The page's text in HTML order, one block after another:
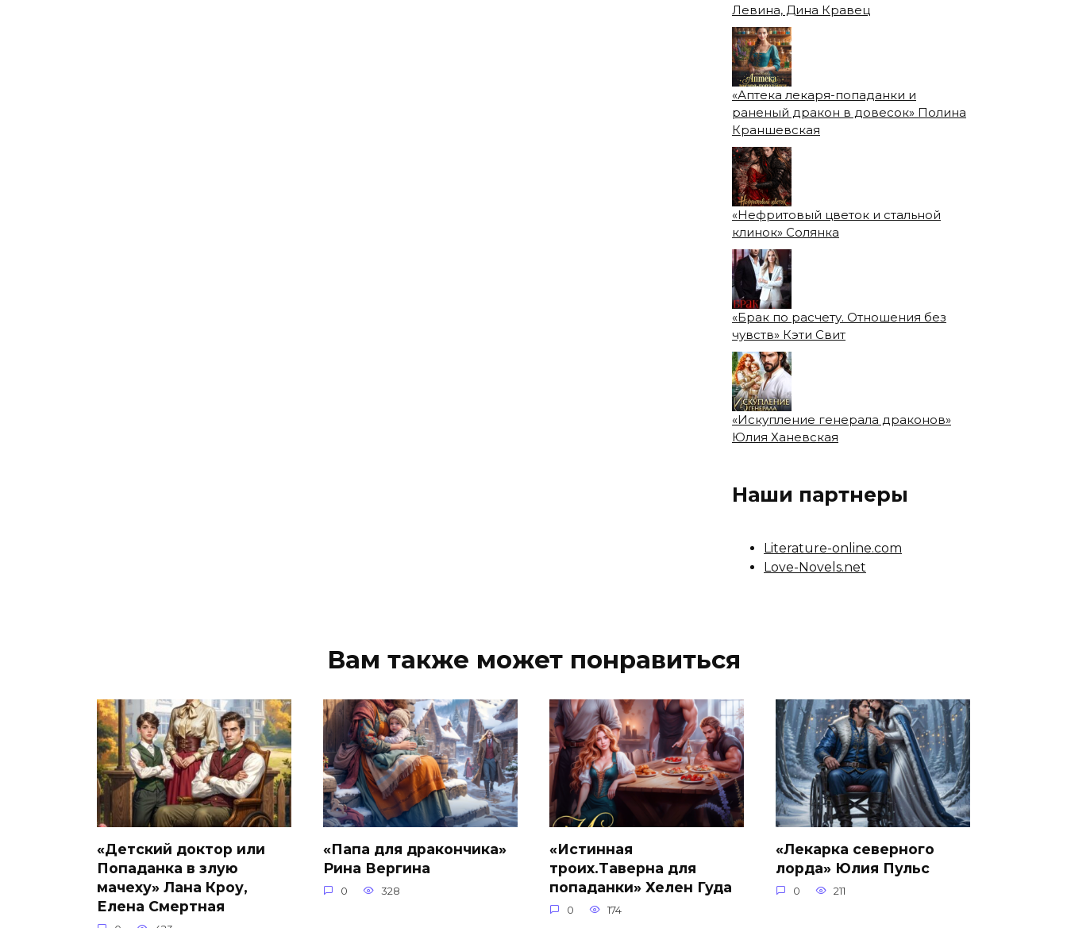
Левина, Дина Кравец
«Аптека лекаря-попаданки и
раненый дракон в довесок» Полина
Краншевская
«Нефритовый цветок и стальной
клинок» Солянка
«Брак по расчету. Отношения без
чувств» Кэти Свит
«Искупление генерала драконов»
Юлия Ханевская
Наши партнеры
Literature-online.com
Love-Novels.net
Вам также может понравиться
«Детский доктор или
Попаданка в злую
мачеху» Лана Кроу,
Елена Смертная
«Папа для дракончика»
Рина Вергина
0 328
«Истинная
троих.Таверна для
попаданки» Хелен Гуда
0 174
«Лекарка северного
лорда» Юлия Пульс
0 211